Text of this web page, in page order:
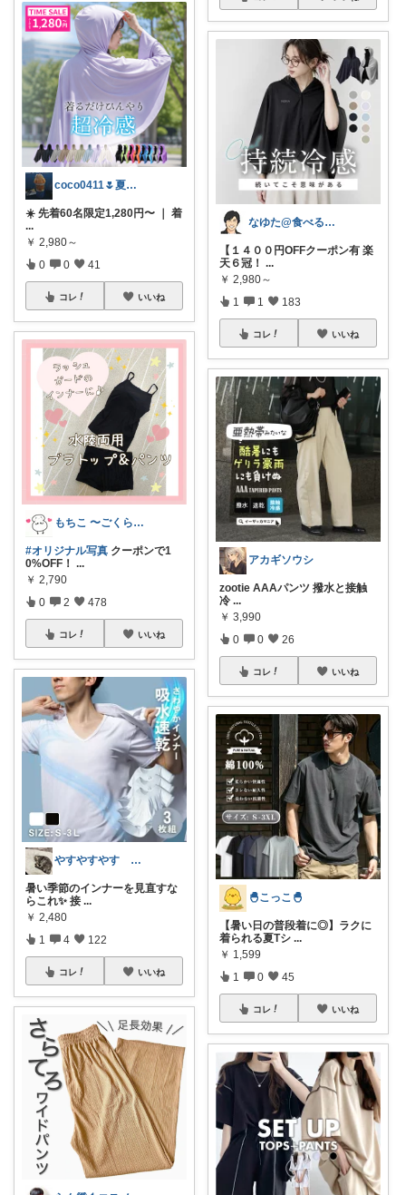
coco0411🌷夏グッズ色々🌻
☀️ 先着60名限定1,280円〜 ｜ 着
...
￥ 2,980～
0 0 41
コレ いいね
もちこ 〜ごくらく＆かわいい生活♪
#オリジナル写真 クーポンで1
0%OFF！ ...
￥ 2,790
0 2 478
コレ いいね
やすやすやす 経由購入感謝します🫶
暑い季節のインナーを見直すな
らこれ✨ 接 ...
￥ 2,480
1 4 122
コレ いいね
なゆた@食べる楽しみ
【１４００円OFFクーポン有 楽
天６冠！ ...
￥ 2,980～
1 1 183
コレ いいね
アカギソウシ
zootie AAAパンツ 撥水と接触
冷 ...
￥ 3,990
0 0 26
コレ いいね
🐣こっこ🐣
【暑い日の普段着に◎】ラクに
着られる夏Tシ ...
￥ 1,599
1 0 45
コレ いいね